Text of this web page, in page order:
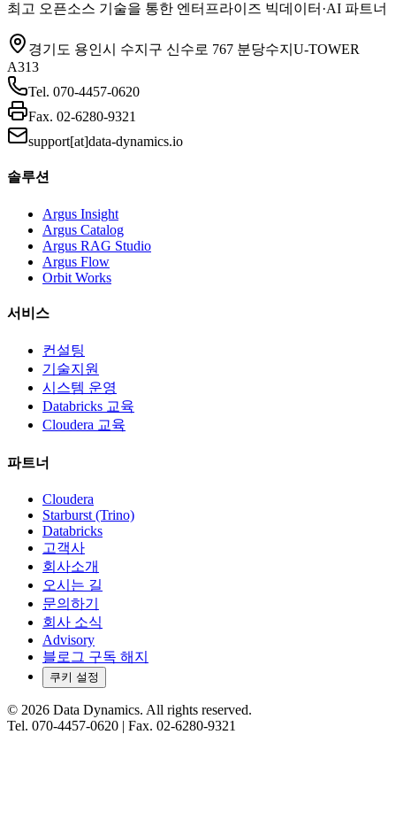
최고 오픈소스 기술을 통한 엔터프라이즈 빅데이터·AI 파트너
경기도 용인시 수지구 신수로 767 분당수지U-TOWER
A313
Tel. 070-4457-0620
Fax. 02-6280-9321
support[at]data-dynamics.io
솔루션
Argus Insight
Argus Catalog
Argus RAG Studio
Argus Flow
Orbit Works
서비스
컨설팅
기술지원
시스템 운영
Databricks 교육
Cloudera 교육
파트너
Cloudera
Starburst (Trino)
Databricks
고객사
회사소개
오시는 길
문의하기
회사 소식
Advisory
블로그 구독 해지
쿠키 설정
© 2026 Data Dynamics. All rights reserved.
Tel. 070-4457-0620 | Fax. 02-6280-9321